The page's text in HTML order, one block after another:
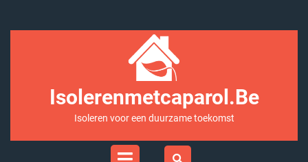
Isolerenmetcaparol.be
Isoleren voor een duurzame toekomst
Open